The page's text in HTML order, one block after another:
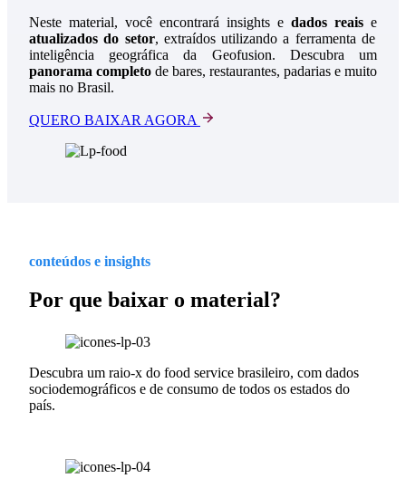
Neste material, você encontrará insights e dados reais e
atualizados do setor, extraídos utilizando a ferramenta de
inteligência geográfica da Geofusion. Descubra um
panorama completo de bares, restaurantes, padarias e muito
mais no Brasil.
QUERO BAIXAR AGORA
conteúdos e insights
Por que baixar o material?
Descubra um raio-x do food service brasileiro, com dados
sociodemográficos e de consumo de todos os estados do
país.